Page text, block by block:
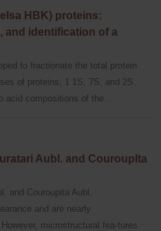
HBK) proteins:
and identification of a
to fractionate the total protein
of proteins, 1 1S, 7S, and 2S.
acid compositions of the...
Aubl. and Courouplta
and Couroupita Aubl.
and are nearly
microstructural fea-tures